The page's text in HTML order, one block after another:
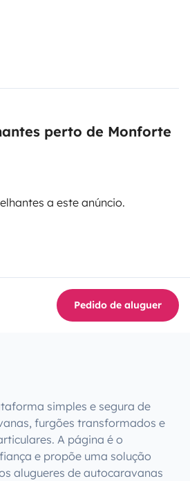
perto de Monforte
a este anúncio.
Pedido de aluguer
simples e segura de
furgões transformados e
A página é o
e propõe uma solução
alugueres de autocaravanas